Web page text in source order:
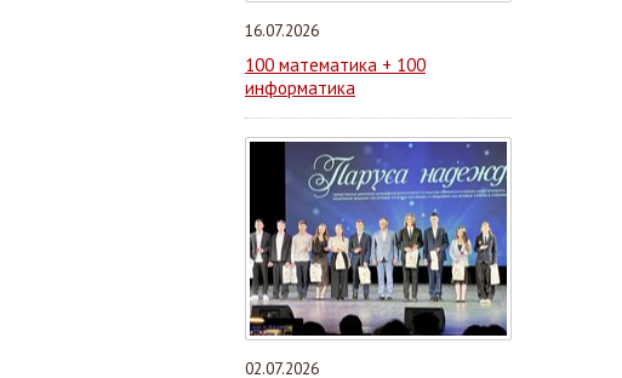
16.07.2026
100 математика + 100
информатика
02.07.2026